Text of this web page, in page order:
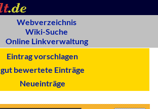
Webverzeichnis
Wiki-Suche
Online Linkverwaltung
Eintrag vorschlagen
gut bewertete Einträge
Neueinträge